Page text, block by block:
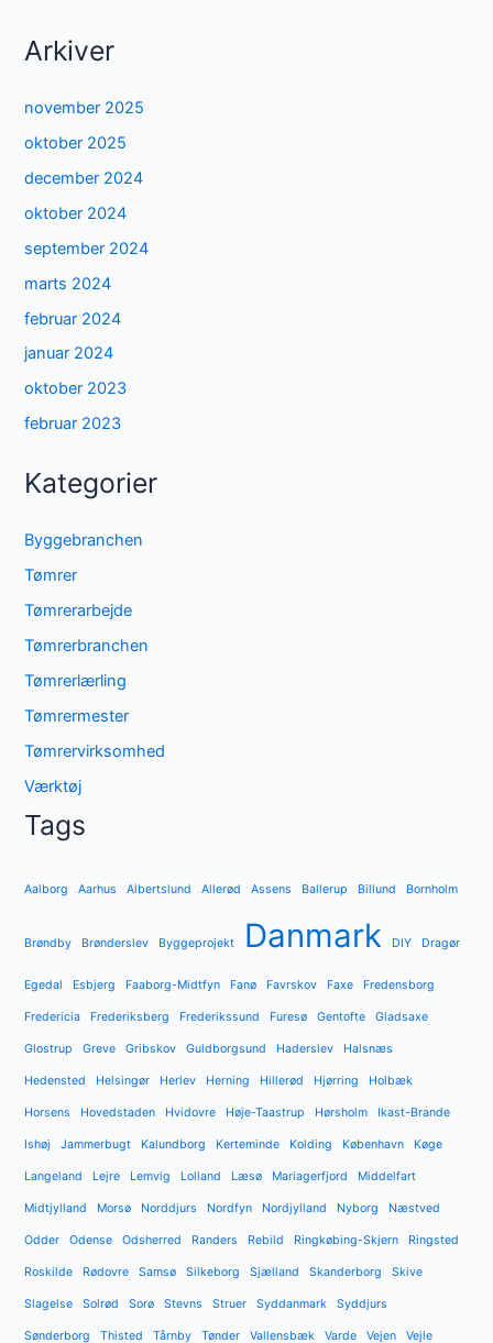
Arkiver
november 2025
oktober 2025
december 2024
oktober 2024
september 2024
marts 2024
februar 2024
januar 2024
oktober 2023
februar 2023
Kategorier
Byggebranchen
Tømrer
Tømrerarbejde
Tømrerbranchen
Tømrerlærling
Tømrermester
Tømrervirksomhed
Værktøj
Tags
Aalborg Aarhus Albertslund Allerød Assens Ballerup Billund Bornholm
Brøndby Brønderslev Byggeprojekt Danmark DIY Dragør
Egedal Esbjerg Faaborg-Midtfyn Fanø Favrskov Faxe Fredensborg
Fredericia Frederiksberg Frederikssund Furesø Gentofte Gladsaxe
Glostrup Greve Gribskov Guldborgsund Haderslev Halsnæs
Hedensted Helsingør Herlev Herning Hillerød Hjørring Holbæk
Horsens Hovedstaden Hvidovre Høje-Taastrup Hørsholm Ikast-Brande
Ishøj Jammerbugt Kalundborg Kerteminde Kolding København Køge
Langeland Lejre Lemvig Lolland Læsø Mariagerfjord Middelfart
Midtjylland Morsø Norddjurs Nordfyn Nordjylland Nyborg Næstved
Odder Odense Odsherred Randers Rebild Ringkøbing-Skjern Ringsted
Roskilde Rødovre Samsø Silkeborg Sjælland Skanderborg Skive
Slagelse Solrød Sorø Stevns Struer Syddanmark Syddjurs
Sønderborg Thisted Tårnby Tønder Vallensbæk Varde Vejen Vejle